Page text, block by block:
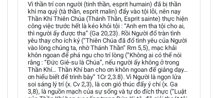
Vì thần trí con người (tinh thần, esprit humain) đã bị thần
khí ma quỷ (tà thần, esprit malin) đẩy vào tội lỗi, nên nay
Thần Khí Thiên Chúa (Thánh Thần, Esprit sainte) thực hiện
công việc trước hết là kéo khỏi tội : “Anh em tha tội cho ai,
thì người ấy được tha” (Ga 20,23). Rồi Người đổ tràn tình
yêu thay cho ích kỷ (“Thiên Chúa đã đổ tình yêu của Người
vào lòng chúng ta, nhờ Thánh Thần” Rm 5,5), mạc khải
khôn ngoan để phá ngu cho trí lòng (“Không ai có thể nói
rằng : “Đức Giê-su là Chúa”, nếu người ấy không ở trong
Thần Khí… Thần Khí ban cho ơn khôn ngoan để giảng dạy…
ơn hiểu biết để trình bày” 1Cr 2,3.8). Vì Người là ngọn lửa
soi sáng lý trí (x. Cv 2,3), là cơn gió thúc đẩy ý chí (x. Ga
3,8), là nguồn mạch của sự sống và tự do đích thực (“Luật